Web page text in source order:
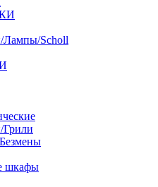
Scholl
Грили
шкафы